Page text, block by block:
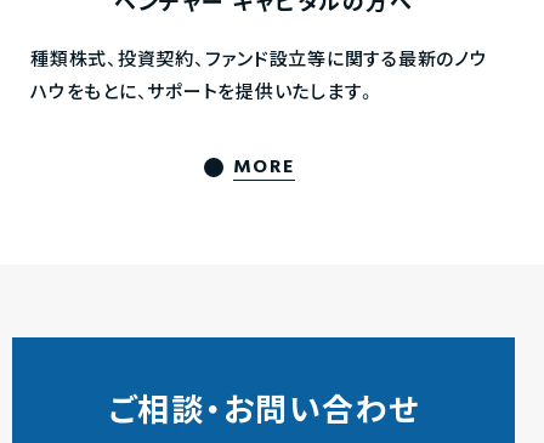
種類株式、投資契約、ファンド設立等に関する最新のノウ
ハウをもとに、サポートを提供いたします。
MORE
ご相談・お問い合わせ